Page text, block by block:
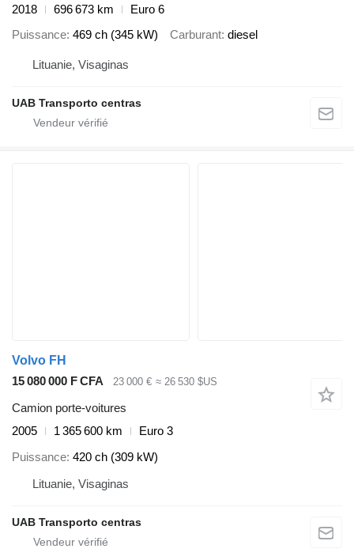
2018
696 673 km
Euro 6
Puissance 469 ch (345 kW) Carburant diesel
Lituanie, Visaginas
UAB Transporto centras
Volvo FH
15 080 000 F CFA
23 000 € ≈ 26 530 $US
Camion porte-voitures
2005
1 365 600 km
Euro 3
Puissance 420 ch (309 kW)
Lituanie, Visaginas
UAB Transporto centras